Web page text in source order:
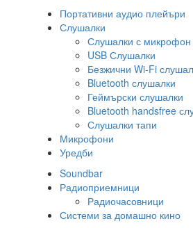
Портативни аудио плейъри
Слушалки
Слушалки с микрофон
USB Слушалки
Безжични Wi-Fi
Bluetooth слушалки
Геймърски слушалки
Bluetooth handsfree
Слушалки тапи
Микрофони
Уредби
Soundbar
Радиоприемници
Радиочасовници
Системи за домашно кино